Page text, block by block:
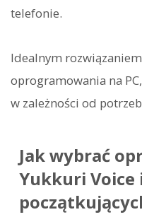
telefonie.
Idealnym
oprogramowania na
w zależności od
Jak wybrać
Yukkuri Voice